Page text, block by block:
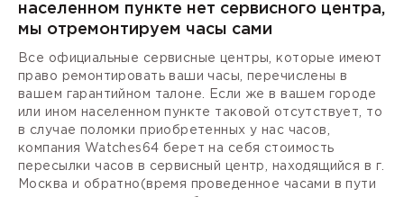
населенном пункте нет сервисного центра,
мы отремонтируем часы сами
Все официальные сервисные центры, которые имеют
право ремонтировать ваши часы, перечислены в
вашем гарантийном талоне. Если же в вашем городе
или ином населенном пункте таковой отсутствует, то
в случае поломки приобретенных у нас часов,
компания Watches64 берет на себя стоимость
пересылки часов в сервисный центр, находящийся в г.
Москва и обратно(время проведенное часами в пути